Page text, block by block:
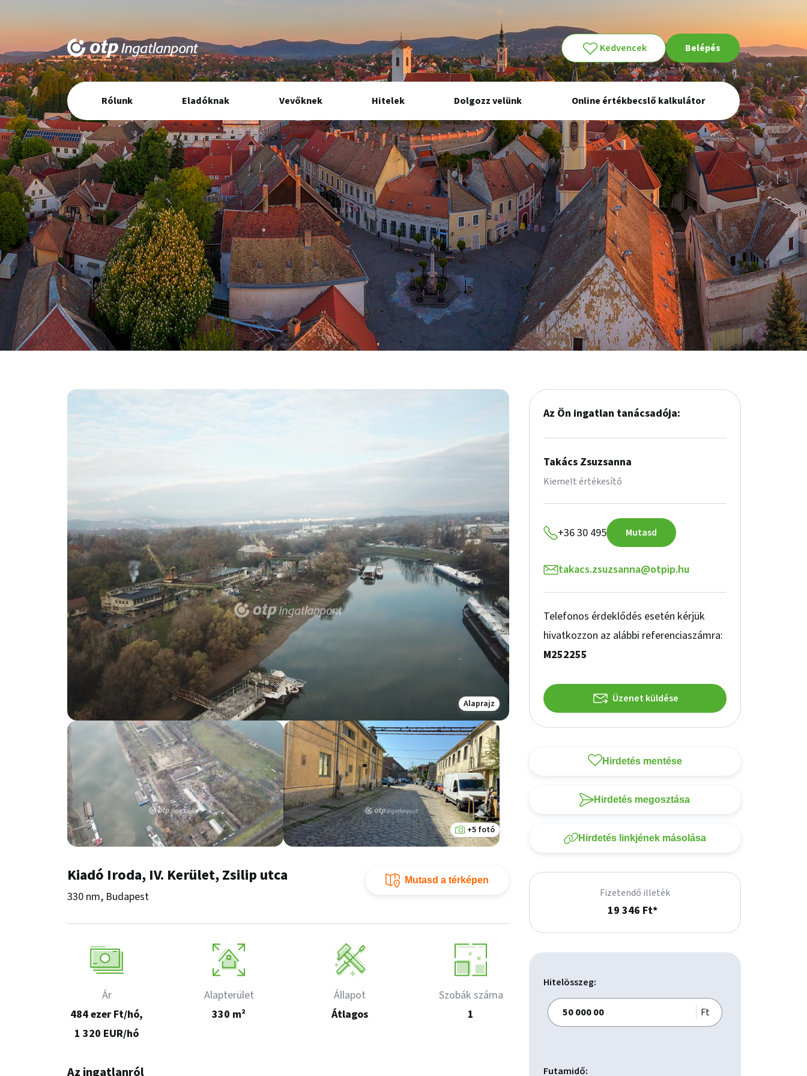
Kedvencek Belépés
Elsődleges
navigáció
Rólunk Eladóknak Vevőknek Hitelek Dolgozz velünk Online értékbecslő kalkulátor
Alaprajz
+5 fotó
Kiadó Iroda, IV. Kerület, Zsilip utca
330 nm, Budapest
Mutasd a térképen
Ár
484 ezer Ft/hó,
1 320 EUR/hó
Alapterület
330 m²
Állapot
Átlagos
Szobák száma
1
Az ingatlanról
Az Ön ingatlan tanácsadója:
Takács Zsuzsanna
Kiemelt értékesítő
+36 30 495 Mutasd
takacs.zsuzsanna@otpip.hu
Telefonos érdeklődés esetén kérjük
hivatkozzon az alábbi referenciaszámra:
M252255
Üzenet küldése
Hirdetés mentése
Hirdetés megosztása
Hirdetés linkjének másolása
Fizetendő illeték
19 346 Ft*
Hitelösszeg:
Ft
Futamidő: